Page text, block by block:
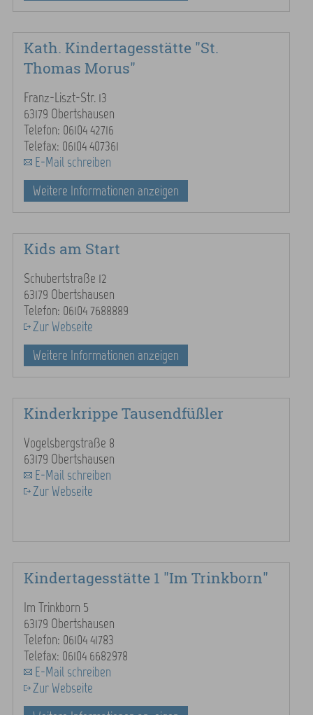
Kath. Kindertagesstätte "St.
Thomas Morus"
Franz-Liszt-Str. 13
63179 Obertshausen
Telefon: 06104 42716
Telefax: 06104 407361
E-Mail schreiben
Weitere Informationen anzeigen
Kids am Start
Schubertstraße 12
63179 Obertshausen
Telefon: 06104 7688889
Zur Webseite
Weitere Informationen anzeigen
Kinderkrippe Tausendfüßler
Vogelsbergstraße 8
63179 Obertshausen
E-Mail schreiben
Zur Webseite
Kindertagesstätte 1 "Im Trinkborn"
Im Trinkborn 5
63179 Obertshausen
Telefon: 06104 41783
Telefax: 06104 6682978
E-Mail schreiben
Zur Webseite